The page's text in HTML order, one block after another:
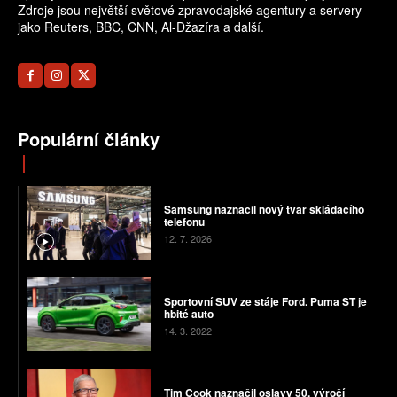
Zdroje jsou největší světové zpravodajské agentury a servery
jako Reuters, BBC, CNN, Al-Džazíra a další.
Populární články
Samsung naznačil nový tvar skládacího
telefonu
12. 7. 2026
Sportovní SUV ze stáje Ford. Puma ST je
hbité auto
14. 3. 2022
Tim Cook naznačil oslavy 50. výročí